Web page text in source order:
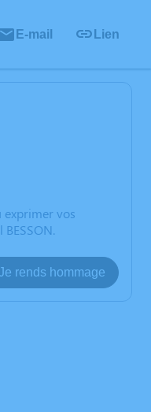
E-mail Lien
exprimer vos
rends hommage